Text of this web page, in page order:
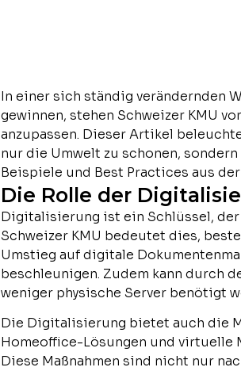
In einer sich ständig verändernden
gewinnen, stehen Schweizer KMU
anzupassen. Dieser Artikel
nur die Umwelt zu schonen,
Beispiele und Best Practices aus
Die Rolle der
Digitalisierung ist ein Schlüssel,
Schweizer KMU bedeutet dies,
Umstieg auf digitale
beschleunigen. Zudem kann durch
weniger physische Server benötigt
Die Digitalisierung bietet auch die
Homeoffice-Lösungen und virtuelle
Diese Maßnahmen sind nicht nur